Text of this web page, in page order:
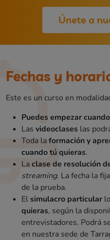
Únete a
Fechas y
Este es un curso en
Puedes empezar
Las videoclases las
Toda laformación y
cuando tú quieras.
Laclase de resolución
streaming. La fecha la
de la prueba.
Elsimulacro particular
quieras, según la
entrevistadores. Podrá
en nuestra sede de